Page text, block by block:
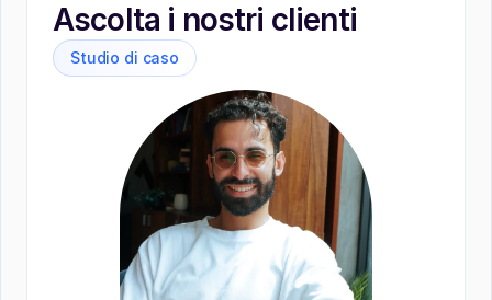
Ascolta i nostri clienti
Studio di caso